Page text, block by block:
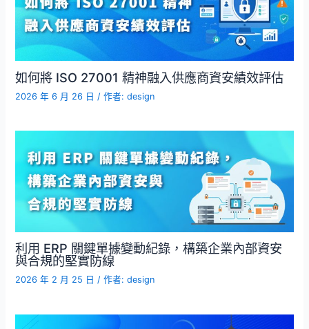
如何將 ISO 27001 精神融入供應商資安績效評估
2026 年 6 月 26 日 / 作者:design
利用 ERP 關鍵單據變動紀錄，構築企業內部資安
與合規的堅實防線
2026 年 2 月 25 日/ 作者:design